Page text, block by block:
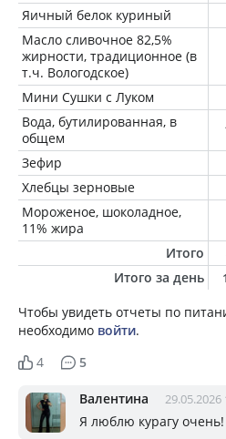
Яичный белок куриный
Масло сливочное 82,5%
жирности, традиционное (в
т.ч. Вологодское)
Мини Сушки с Луком
Вода, бутилированная, в
общем
Зефир
Хлебцы зерновые
Мороженое, шоколадное,
11% жира
Итого
Итого за день
Чтобы увидеть отчеты по
необходимо войти.
4
5
Валентина 29.05.2026
Я люблю курагу очень!